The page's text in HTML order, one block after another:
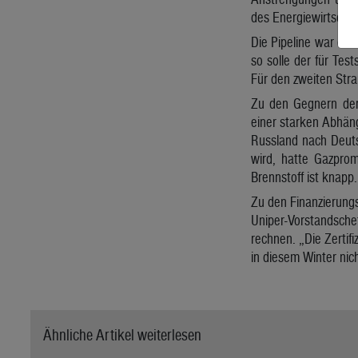
des
Die Pipeline war
so solle der für
Für den zweiten
Zu den Gegnern
einer starken
Russland nach
wird, hatte
Brennstoff ist knapp.
Zu den
Uniper-
rechnen. „Die
in diesem Winter
Ähnliche Artikel weiterlesen